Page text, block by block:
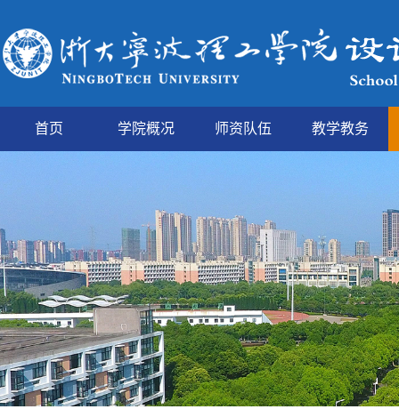
首页 学院概况 师资队伍 教学教务